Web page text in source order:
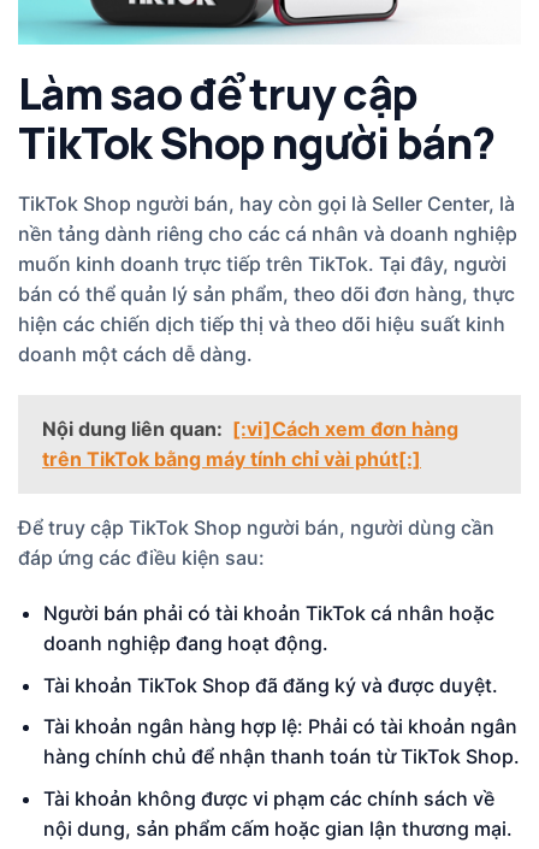
Làm sao để truy cập
TikTok Shop người bán?
TikTok Shop người bán, hay còn gọi là Seller Center, là
nền tảng dành riêng cho các cá nhân và doanh nghiệp
muốn kinh doanh trực tiếp trên TikTok. Tại đây, người
bán có thể quản lý sản phẩm, theo dõi đơn hàng, thực
hiện các chiến dịch tiếp thị và theo dõi hiệu suất kinh
doanh một cách dễ dàng.
Nội dung liên quan: [:vi]Cách xem đơn hàng
trên TikTok bằng máy tính chỉ vài phút[:]
Để truy cập TikTok Shop người bán, người dùng cần
đáp ứng các điều kiện sau:
Người bán phải có tài khoản TikTok cá nhân hoặc
doanh nghiệp đang hoạt động.
Tài khoản TikTok Shop đã đăng ký và được duyệt.
Tài khoản ngân hàng hợp lệ: Phải có tài khoản ngân
hàng chính chủ để nhận thanh toán từ TikTok Shop.
Tài khoản không được vi phạm các chính sách về
nội dung, sản phẩm cấm hoặc gian lận thương mại.